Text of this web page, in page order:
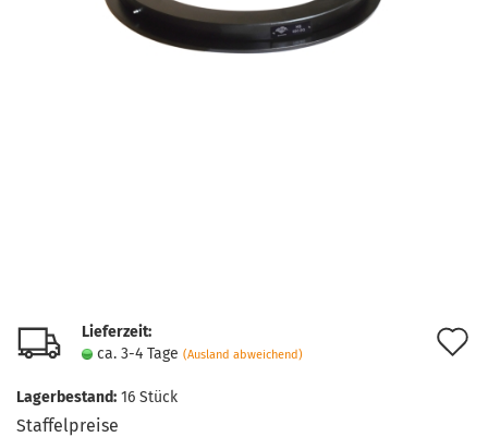
Lieferzeit:
ca. 3-4 Tage (Ausland abweichend)
Lagerbestand: 16 Stück
Staffelpreise